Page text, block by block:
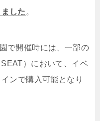
した 。
で開催時には、 一部の
）において、イベ
ンで購入可能となり